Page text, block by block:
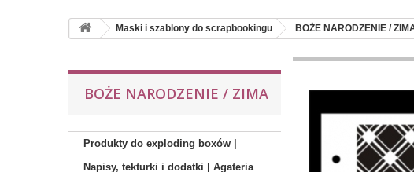
Maski i szablony do scrapbookingu BOŻE NARODZENIE /
BOŻE NARODZENIE / ZIMA
Produkty do exploding boxów |
Napisy, tekturki i dodatki | Agateria